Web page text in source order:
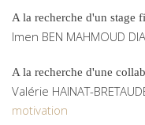
A la recherche d'un stage
Imen BEN MAHMOUD
A la recherche d'une
Valérie HAINAT-
motivation